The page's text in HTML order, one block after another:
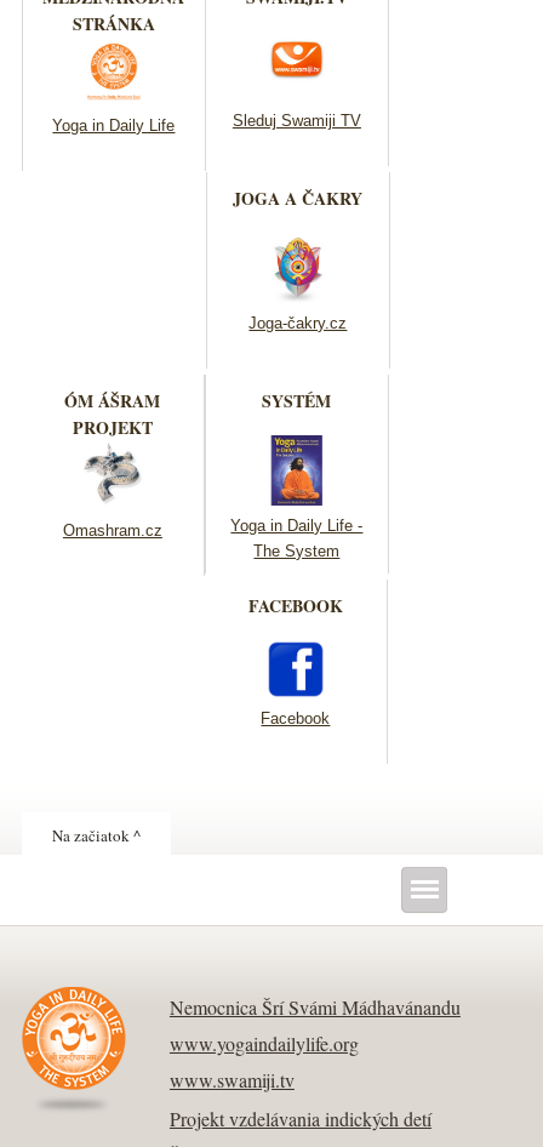
STRÁNKA
Yoga in Daily Life Sleduj Swamiji TV
JOGA A ČAKRY
Joga-čakry.cz
ÓM ÁŠRAM
PROJEKT
Omashram.cz
SYSTÉM
Yoga in Daily Life -
The System
FACEBOOK
Facebook
Na začiatok ^
Nemocnica Šrí Svámi Mádhavánandu
www.yogaindailylife.org
www.swamiji.tv
Projekt vzdelávania indických detí